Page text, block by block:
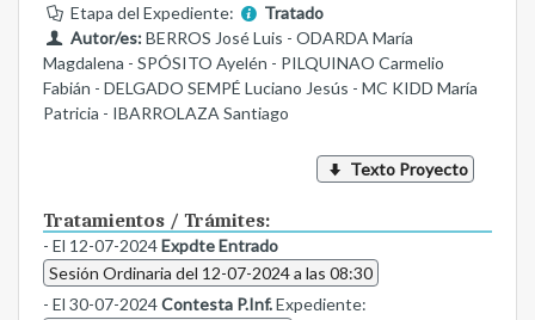
Etapa del Expediente:
Tratado
Autor/es:BERROS José Luis - ODARDA María
Magdalena - SPÓSITO Ayelén - PILQUINAO Carmelio
Fabián - DELGADO SEMPÉ Luciano Jesús - MC KIDD María
Patricia - IBARROLAZA Santiago
Texto Proyecto
Tratamientos / Trámites:
- El 12-07-2024Expdte Entrado
Sesión Ordinaria del 12-07-2024 a las 08:30
- El 30-07-2024Contesta P.Inf.Expediente: